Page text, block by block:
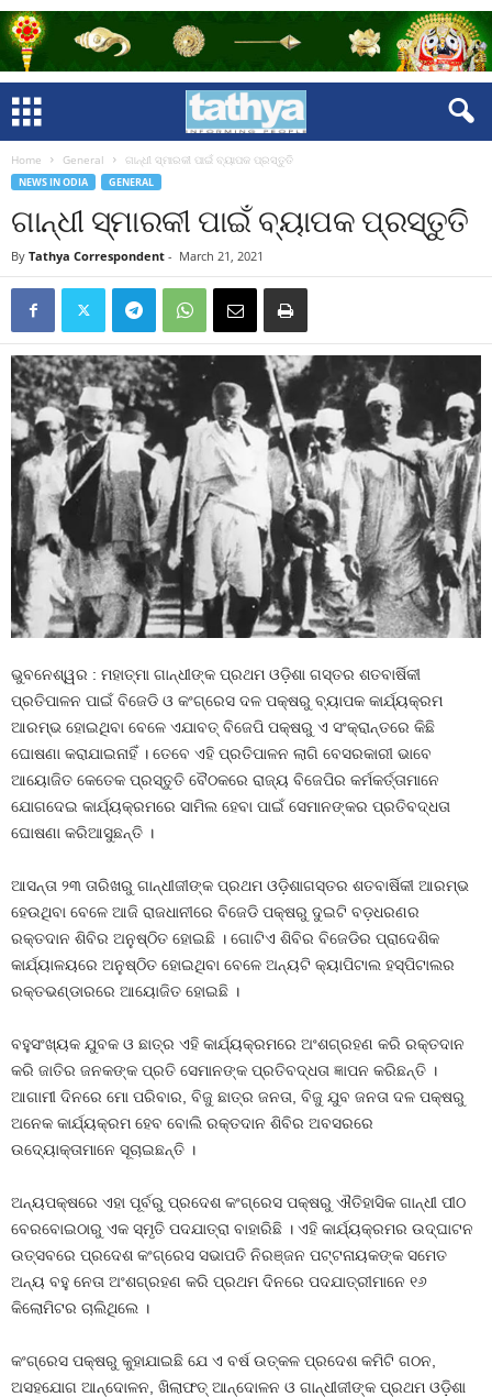
Home General ଗାନ୍ଧୀ ସ୍ମାରକୀ ପାଇଁ ବ୍ୟାପକ ପ୍ରସ୍ତୁତି
NEWS IN ODIA GENERAL
ଗାନ୍ଧୀ ସ୍ମାରକୀ ପାଇଁ ବ୍ୟାପକ ପ୍ରସ୍ତୁତି
By Tathya Correspondent - March 21, 2021
ଭୁବନେଶ୍ୱର : ମହାତ୍ମା ଗାନ୍ଧୀଙ୍କ ପ୍ରଥମ ଓଡ଼ିଶା ଗସ୍ତର ଶତବାର୍ଷିକୀ
ପ୍ରତିପାଳନ ପାଇଁ ବିଜେଡି ଓ କଂଗ୍ରେସ ଦଳ ପକ୍ଷରୁ ବ୍ୟାପକ କାର୍ଯ୍ୟକ୍ରମ
ଆରମ୍ଭ ହୋଇଥିବା ବେଳେ ଏଯାବତ୍‍ ବିଜେପି ପକ୍ଷରୁ ଏ ସଂକ୍ରାନ୍ତରେ କିଛି
ଘୋଷଣା କରାଯାଇନାହିଁ । ତେବେ ଏହି ପ୍ରତିପାଳନ ଲାଗି ବେସରକାରୀ ଭାବେ
ଆୟୋଜିତ କେତେକ ପ୍ରସ୍ତୁତି ବୈଠକରେ ରାଜ୍ୟ ବିଜେପିର କର୍ମକର୍ତ୍ତାମାନେ
ଯୋଗଦେଇ କାର୍ଯ୍ୟକ୍ରମରେ ସାମିଲ ହେବା ପାଇଁ ସେମାନଙ୍କର ପ୍ରତିବଦ୍ଧତା
ଘୋଷଣା କରିଆସୁଛନ୍ତି ।
ଆସନ୍ତା ୨୩ ତାରିଖରୁ ଗାନ୍ଧୀଜୀଙ୍କ ପ୍ରଥମ ଓଡ଼ିଶାଗସ୍ତର ଶତବାର୍ଷିକୀ ଆରମ୍ଭ
ହେଉଥିବା ବେଳେ ଆଜି ରାଜଧାନୀରେ ବିଜେଡି ପକ୍ଷରୁ ଦୁଇଟି ବଡ଼ଧରଣର
ରକ୍ତଦାନ ଶିବିର ଅନୁଷ୍ଠିତ ହୋଇଛି । ଗୋଟିଏ ଶିବିର ବିଜେଡିର ପ୍ରାଦେଶିକ
କାର୍ଯ୍ୟାଳୟରେ ଅନୁଷ୍ଠିତ ହୋଇଥିବା ବେଳେ ଅନ୍ୟଟି କ୍ୟାପିଟାଲ ହସ୍ପିଟାଲର
ରକ୍ତଭଣ୍ଡାରରେ ଆୟୋଜିତ ହୋଇଛି ।
ବହୁସଂଖ୍ୟକ ଯୁବକ ଓ ଛାତ୍ର ଏହି କାର୍ଯ୍ୟକ୍ରମରେ ଅଂଶଗ୍ରହଣ କରି ରକ୍ତଦାନ
କରି ଜାତିର ଜନକଙ୍କ ପ୍ରତି ସେମାନଙ୍କ ପ୍ରତିବଦ୍ଧତା ଜ୍ଞାପନ କରିଛନ୍ତି ।
ଆଗାମୀ ଦିନରେ ମୋ ପରିବାର, ବିଜୁ ଛାତ୍ର ଜନତା, ବିଜୁ ଯୁବ ଜନତା ଦଳ ପକ୍ଷରୁ
ଅନେକ କାର୍ଯ୍ୟକ୍ରମ ହେବ ବୋଲି ରକ୍ତଦାନ ଶିବିର ଅବସରରେ
ଉଦ୍ୟୋକ୍ତାମାନେ ସୂଚାଇଛନ୍ତି ।
ଅନ୍ୟପକ୍ଷରେ ଏହା ପୂର୍ବରୁ ପ୍ରଦେଶ କଂଗ୍ରେସ ପକ୍ଷରୁ ଐତିହାସିକ ଗାନ୍ଧୀ ପୀଠ
ବେରବୋଇଠାରୁ ଏକ ସ୍ମୃତି ପଦଯାତ୍ରା ବାହାରିଛି । ଏହି କାର୍ଯ୍ୟକ୍ରମର ଉଦ୍‍ଘାଟନ
ଉତ୍ସବରେ ପ୍ରଦେଶ କଂଗ୍ରେସ ସଭାପତି ନିରଞ୍ଜନ ପଟ୍ଟନାୟକଙ୍କ ସମେତ
ଅନ୍ୟ ବହୁ ନେତା ଅଂଶଗ୍ରହଣ କରି ପ୍ରଥମ ଦିନରେ ପଦଯାତ୍ରୀମାନେ ୧୬
କିଲୋମିଟର ଚାଲିଥିଲେ ।
କଂଗ୍ରେସ ପକ୍ଷରୁ କୁହାଯାଇଛି ଯେ ଏ ବର୍ଷ ଉତ୍କଳ ପ୍ରଦେଶ କମିଟି ଗଠନ,
ଅସହଯୋଗ ଆନ୍ଦୋଳନ, ଖିଲାଫତ୍‍ ଆନ୍ଦୋଳନ ଓ ଗାନ୍ଧୀଜୀଙ୍କ ପ୍ରଥମ ଓଡ଼ିଶା